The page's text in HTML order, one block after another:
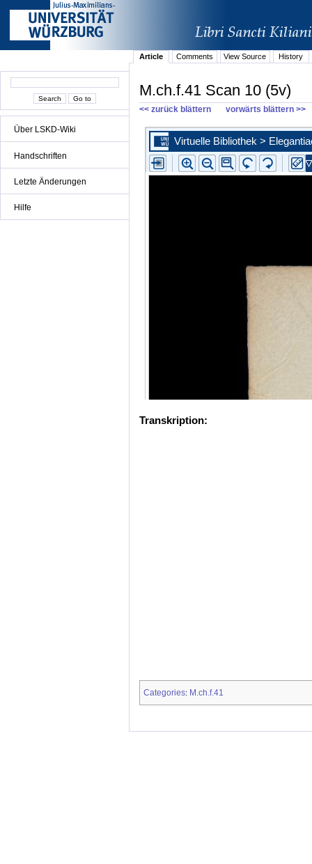
Über LSKD-Wiki
Handschriften
Letzte Änderungen
Hilfe
Article Comments View Source History
M.ch.f.41 Scan 10 (5v)
<< zurück blättern vorwärts blättern >>
Transkription:
Categories: M.ch.f.41